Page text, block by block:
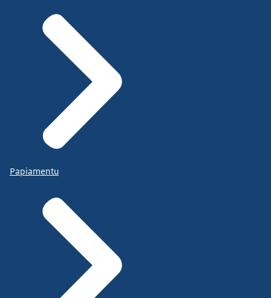
Papiamentu